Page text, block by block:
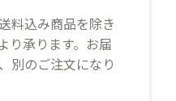
料込み商品を除き
り承ります。お届
別のご注文になり